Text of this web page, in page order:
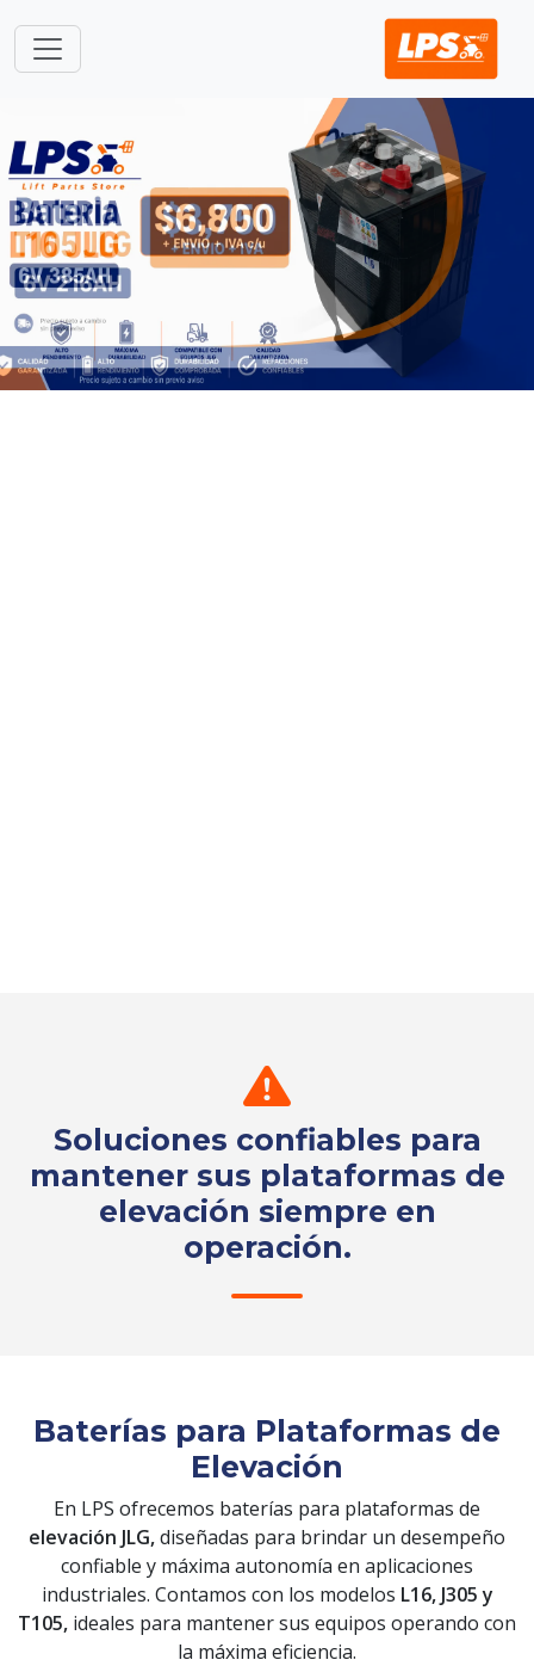
Soluciones confiables para
mantener sus plataformas de
elevación siempre en
operación.
Baterías para Plataformas de
Elevación
En LPS ofrecemos baterías para plataformas de
elevación JLG,diseñadas para brindar un desempeño
confiable y máxima autonomía en aplicaciones
industriales. Contamos con los modelos L16, J305 y
T105, ideales para mantener sus equipos operando con
la máxima eficiencia.